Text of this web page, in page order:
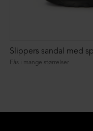
Fås i mange størrelser